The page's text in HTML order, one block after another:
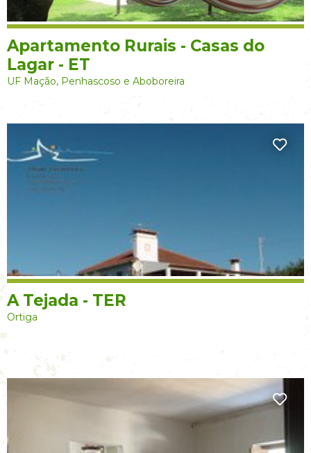
Apartamento Rurais - Casas do
Lagar - ET
UF Mação, Penhascoso e Aboboreira
A Tejada - TER
Ortiga